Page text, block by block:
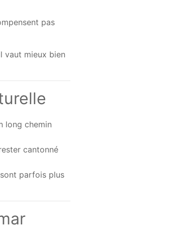
pas
vaut mieux bien
long chemin
cantonné
parfois plus